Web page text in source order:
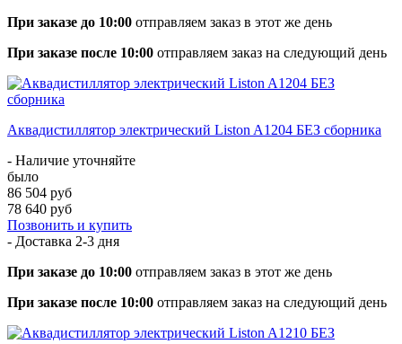
При заказе до 10:00 отправляем заказ в этот же день
При заказе после 10:00 отправляем заказ на следующий день
Аквадистиллятор электрический Liston A1204 БЕЗ сборника
- Наличие уточняйте
было
86 504 руб
78 640 руб
Позвонить и купить
- Доставка 2-3 дня
При заказе до 10:00 отправляем заказ в этот же день
При заказе после 10:00 отправляем заказ на следующий день